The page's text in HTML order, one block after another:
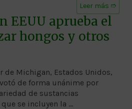
Leer más ➱
EEUU aprueba el
hongos y otros
de Michigan, Estados Unidos,
de forma unánime por
de sustancias
se incluyen la …